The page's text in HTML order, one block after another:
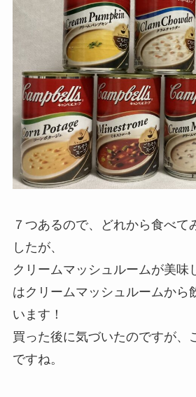
７つあるので、どれから食べて
したが、
クリームマッシュルームが美味
はクリームマッシュルームから
います！
買った後に気づいたのですが、
ですね。